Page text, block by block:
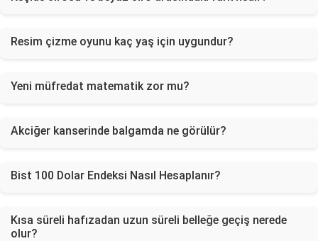
Resim çizme oyunu kaç yaş için uygundur?
Yeni müfredat matematik zor mu?
Akciğer kanserinde balgamda ne görülür?
Bist 100 Dolar Endeksi Nasıl Hesaplanır?
Kısa süreli hafızadan uzun süreli belleğe geçiş nerede
olur?